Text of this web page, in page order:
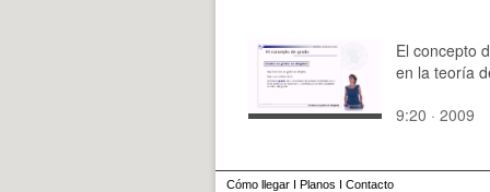
El concepto
en la teoría
9:20 · 2009
Cómo llegar I Planos I Contacto